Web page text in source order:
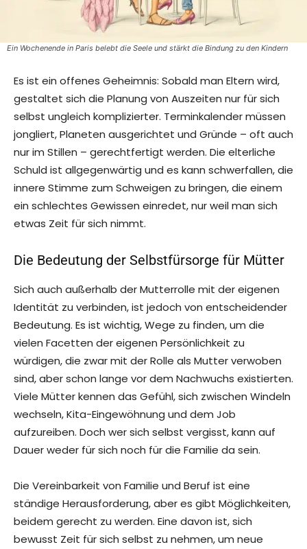
Ein Wochenende in Paris belebt die Seele und stärkt die Bindung zu den Kindern
Es ist ein offenes Geheimnis: Sobald man Eltern wird,
gestaltet sich die Planung von Auszeiten nur für sich
selbst ungleich komplizierter. Terminkalender müssen
jongliert, Planeten ausgerichtet und Gründe – oft auch
nur im Stillen – gerechtfertigt werden. Die elterliche
Schuld ist allgegenwärtig und es kann schwerfallen, die
innere Stimme zum Schweigen zu bringen, die einem
ein schlechtes Gewissen einredet, nur weil man sich
etwas Zeit für sich nimmt.
Die Bedeutung der Selbstfürsorge für Mütter
Sich auch außerhalb der Mutterrolle mit der eigenen
Identität zu verbinden, ist jedoch von entscheidender
Bedeutung. Es ist wichtig, Wege zu finden, um die
vielen Facetten der eigenen Persönlichkeit zu
würdigen, die zwar mit der Rolle als Mutter verwoben
sind, aber schon lange vor dem Nachwuchs existierten.
Viele Mütter kennen das Gefühl, sich zwischen Windeln
wechseln, Kita-Eingewöhnung und dem Job
aufzureiben. Doch wer sich selbst vergisst, kann auf
Dauer weder für sich noch für die Familie da sein.
Die Vereinbarkeit von Familie und Beruf ist eine
ständige Herausforderung, aber es gibt Möglichkeiten,
beidem gerecht zu werden. Eine davon ist, sich
bewusst Zeit für sich selbst zu nehmen, um neue